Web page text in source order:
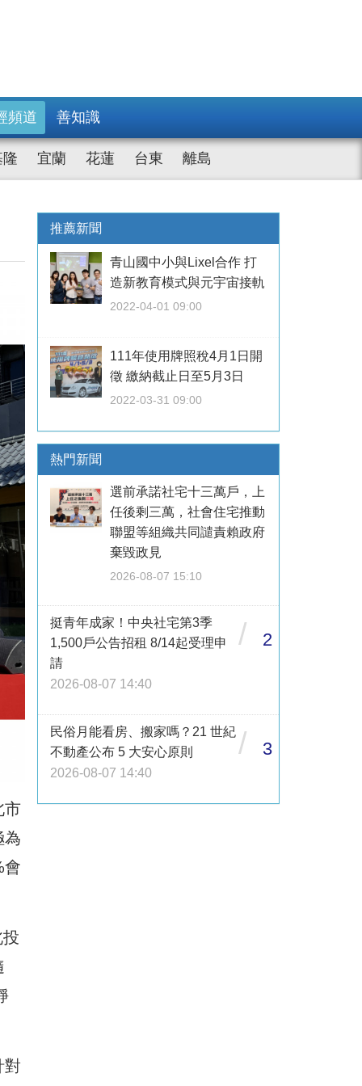
頻道 善知識
隆 宜蘭 花蓮 台東 離島
市
為
會
對
推薦新聞
青山國中小與Lixel合作 打
造新教育模式與元宇宙接軌
2022-04-01 09:00
111年使用牌照稅4月1日開
徵 繳納截止日至5月3日
2022-03-31 09:00
熱門新聞
選前承諾社宅十三萬戶，上
任後剩三萬，社會住宅推動
聯盟等組織共同譴責賴政府
棄毀政見
2026-08-07 15:10
挺青年成家！中央社宅第3季
1,500戶公告招租 8/14起受理申
請
2026-08-07 14:40
/ 2
民俗月能看房、搬家嗎？21 世紀
不動產公布 5 大安心原則
2026-08-07 14:40
/ 3